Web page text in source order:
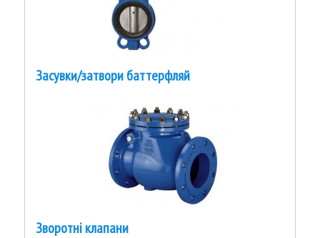
Засувки/затвори баттерфляй
Зворотні клапани